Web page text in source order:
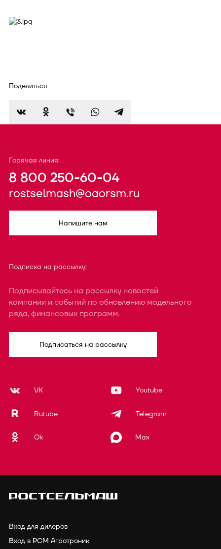
Поделиться
Горячая линия:
8 800 250-60-04
rostselmash@oaorsm.ru
Напишите нам
Подписка на рассылку:
Подписывайтесь на рассылку новостей
компании и событий по обновлению модельного
ряда, финансовых программ.
Подписаться на рассылку
VK Youtube
Rutube Telegram
Ok Max
Вход для дилеров
Вход в РСМ Агротроник